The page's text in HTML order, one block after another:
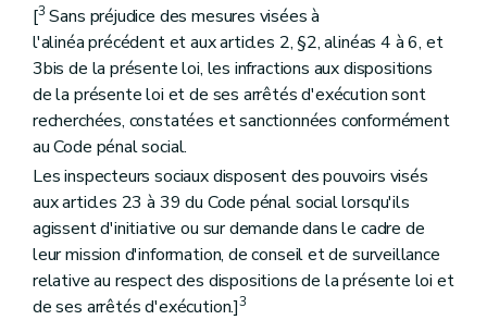
[3 Sans préjudice des mesures visées à
l'alinéa précédent et aux articles 2, §2, alinéas 4 à 6, et
3bis de la présente loi, les infractions aux dispositions
de la présente loi et de ses arrêtés d'exécution sont
recherchées, constatées et sanctionnées conformément
au Code pénal social.
Les inspecteurs sociaux disposent des pouvoirs visés
aux articles 23 à 39 du Code pénal social lorsqu'ils
agissent d'initiative ou sur demande dans le cadre de
leur mission d'information, de conseil et de surveillance
relative au respect des dispositions de la présente loi et
de ses arrêtés d'exécution.]3